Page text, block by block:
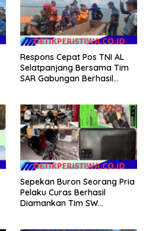
Respons Cepat Pos TNI AL
Selatpanjang Bersama Tim
SAR Gabungan Berhasil
Mengkikip Kepulauan Meranti
Sepekan Buron Seorang Pria
Pelaku Curas Berhasil
Diamankan Tim SW